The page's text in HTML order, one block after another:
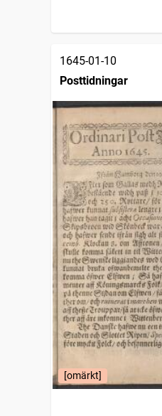
1645-01-10
Posttidningar
[omärkt]